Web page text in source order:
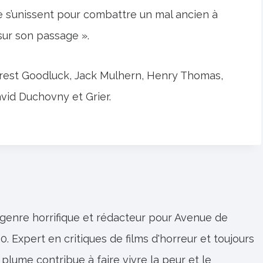
s’unissent pour combattre un mal ancien à
son passage ».
Goodluck, Jack Mulhern, Henry Thomas,
Duchovny et Grier.
horrifique et rédacteur pour Avenue de
Expert en critiques de films d'horreur et toujours
contribue à faire vivre la peur et le